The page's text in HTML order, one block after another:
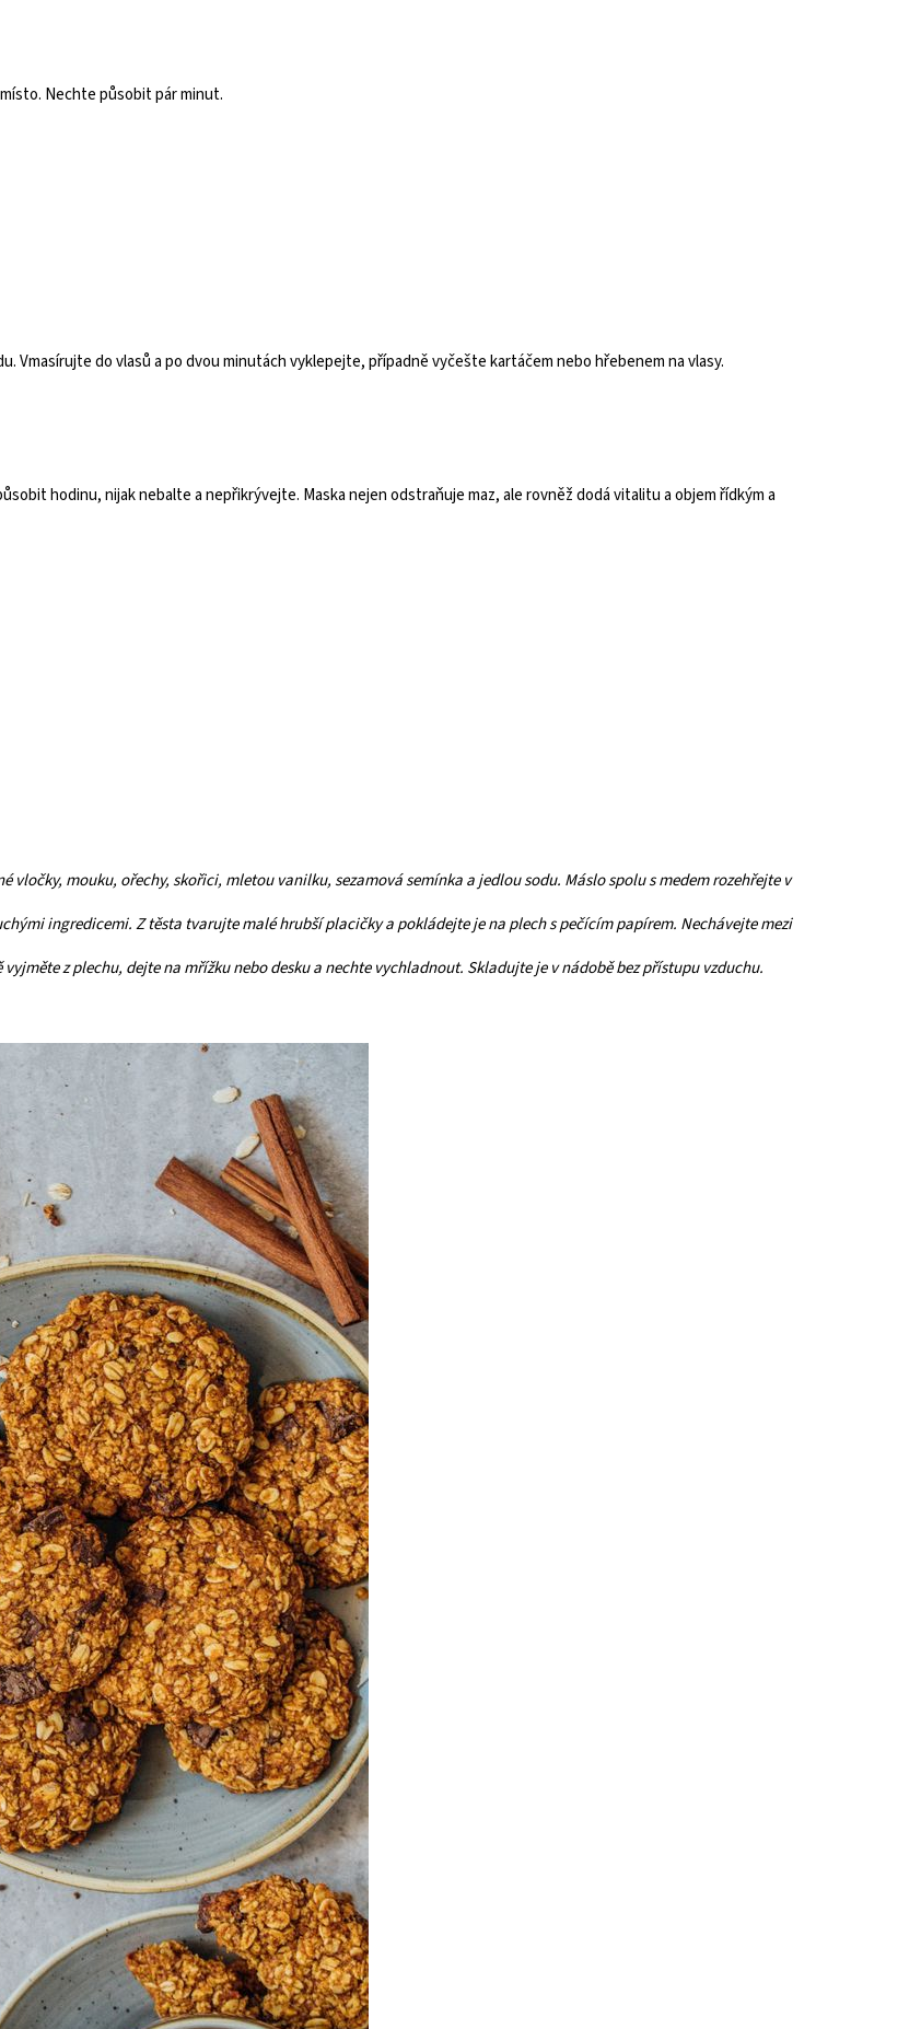
Nechte působit pár minut.
Vmasírujte do vlasů a po dvou minutách vyklepejte, případně vyčešte kartáčem nebo hřebenem na vlasy.
hodinu, nijak nebalte a nepřikrývejte. Maska nejen odstraňuje maz, ale rovněž dodá vitalitu a objem řídkým a
vločky, mouku, ořechy, skořici, mletou vanilku, sezamová semínka a jedlou sodu. Máslo spolu s medem rozehřejte v
ingredicemi. Z těsta tvarujte malé hrubší placičky a pokládejte je na plech s pečícím papírem. Nechávejte mezi
z plechu, dejte na mřížku nebo desku a nechte vychladnout. Skladujte je v nádobě bez přístupu vzduchu.